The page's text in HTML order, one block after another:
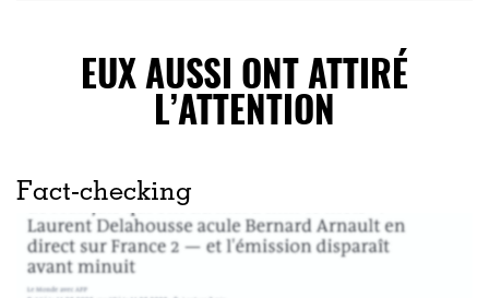
EUX AUSSI ONT ATTIRÉ
L’ATTENTION
Fact-checking